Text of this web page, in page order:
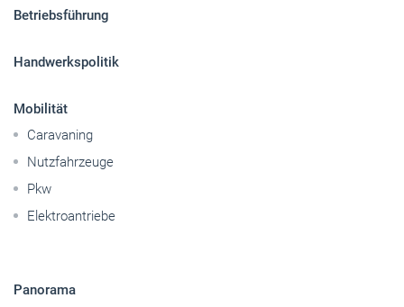
Betriebsführung
Handwerkspolitik
Mobilität
Caravaning
Nutzfahrzeuge
Pkw
Elektroantriebe
Panorama